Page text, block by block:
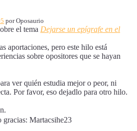
porOposaurio
el tema Dejarse un epígrafe en el
aportaciones, pero este hilo está
sobre opositores que se hayan
ver quién estudia mejor o peor, ni
Por favor, eso dejadlo para otro hilo.
gracias: Martacsihe23